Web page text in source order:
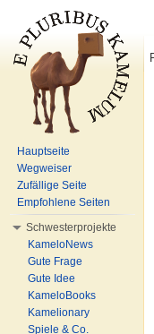
Hauptseite
Wegweiser
Zufällige Seite
Empfohlene Seiten
Schwesterprojekte
KameloNews
Gute Frage
Gute Idee
KameloBooks
Kamelionary
Spiele & Co.